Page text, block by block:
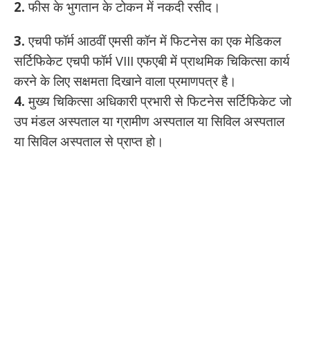
2. फीस के भुगतान के टोकन में नकदी रसीद।
3. एचपी फॉर्म आठवीं एमसी कॉन में फिटनेस का एक मेडिकल
सर्टिफिकेट एचपी फॉर्म VIII एफएबी में प्राथमिक चिकित्सा कार्य
करने के लिए सक्षमता दिखाने वाला प्रमाणपत्र है।
4. मुख्य चिकित्सा अधिकारी प्रभारी से फिटनेस सर्टिफिकेट जो
उप मंडल अस्पताल या ग्रामीण अस्पताल या सिविल अस्पताल
या सिविल अस्पताल से प्राप्त हो।